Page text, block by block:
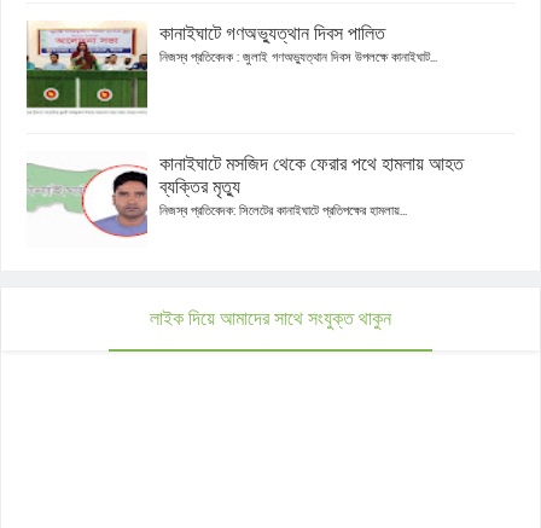
কানাইঘাটে গণঅভ্যুত্থান দিবস পালিত
নিজস্ব প্রতিবেদক : জুলাই গণঅভ্যুত্থান দিবস উপলক্ষে কানাইঘাট...
কানাইঘাটে মসজিদ থেকে ফেরার পথে হামলায় আহত
ব্যক্তির মৃত্যু
নিজস্ব প্রতিবেদক: সিলেটের কানাইঘাটে প্রতিপক্ষের হামলায়...
লাইক দিয়ে আমাদের সাথে সংযুক্ত থাকুন